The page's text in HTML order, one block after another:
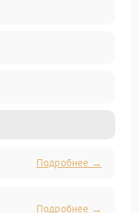
Подробнее →
Подробнее →